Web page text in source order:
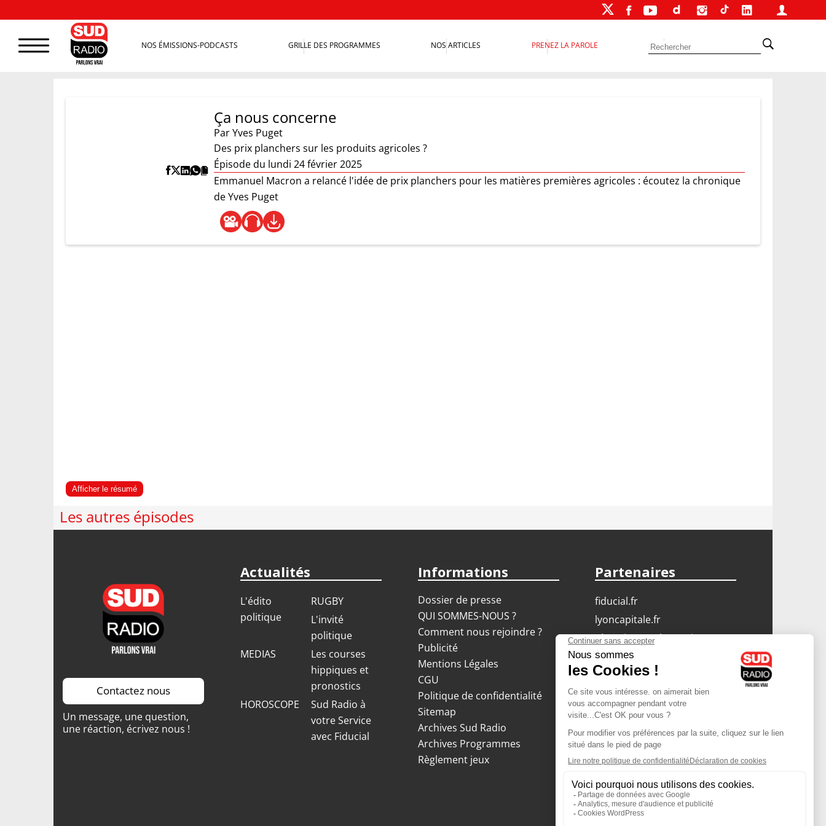
NOS ÉMISSIONS-PODCASTS GRILLE DES PROGRAMMES NOS ARTICLES PRENEZ LA PAROLE
Ça nous concerne
ParYves Puget
Des prix planchers sur les produits agricoles ?
Épisode du lundi 24 février 2025
Emmanuel Macron a relancé l'idée de prix planchers pour les matières premières agricoles : écoutez la chronique
de Yves Puget
Afficher le résumé
Les autres épisodes
Contactez nous
Un message, une question,
une réaction, écrivez nous !
Actualités
L'édito
politique
RUGBY
L'invité
politique
MEDIAS
Les courses
hippiques et
pronostics
HOROSCOPE
Sud Radio à
votre Service
avec Fiducial
Informations
Dossier de presse
QUI SOMMES-NOUS ?
Comment nous rejoindre ?
Publicité
Mentions Légales
CGU
Politique de confidentialité
Sitemap
Archives Sud Radio
Archives Programmes
Règlement jeux
Partenaires
fiducial.fr
lyoncapitale.fr
olympique-et-lyonnais.com
L'application Iphone
/ Android
Téléchargez l'application
Les cookies
Gestion des cookies